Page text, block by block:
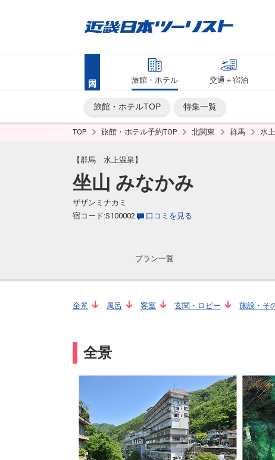
旅館・ホテル 交通＋宿泊
旅館・ホテルTOP 特集一覧
TOP 旅館・ホテル予約TOP 北関東 群馬 水
【群馬 水上温泉】
坐山 みなかみ
ザザンミナカミ
宿コード:S100002
口コミを見る
プラン一覧
全景 風呂 客室 玄関・ロビー 施設・そ
全景